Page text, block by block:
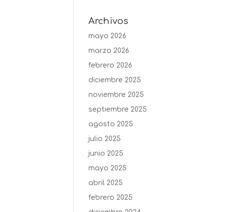
Archivos
mayo 2026
marzo 2026
febrero 2026
diciembre 2025
noviembre 2025
septiembre 2025
agosto 2025
julio 2025
junio 2025
mayo 2025
abril 2025
febrero 2025